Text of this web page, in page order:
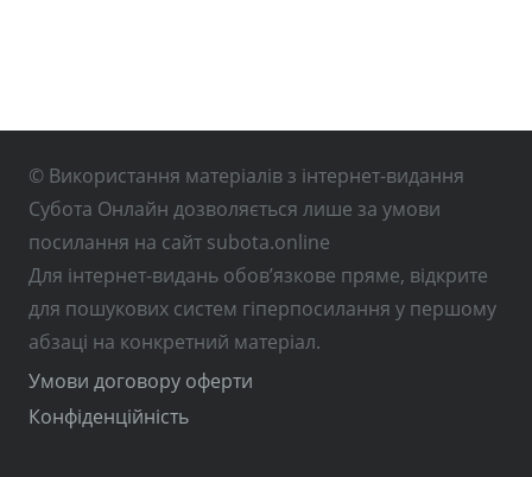
© Використання матеріалів з інтернет-видання
Субота Онлайн дозволяється лише за умови
посилання на сайт subota.online
Для інтернет-видань обов’язкове пряме, відкрите
для пошукових систем гіперпосилання у першому
абзаці на конкретний матеріал.
Умови договору оферти
Конфіденційність